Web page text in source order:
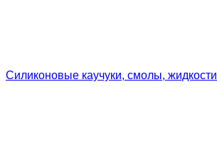
Силиконовые каучуки, смолы, жидкости